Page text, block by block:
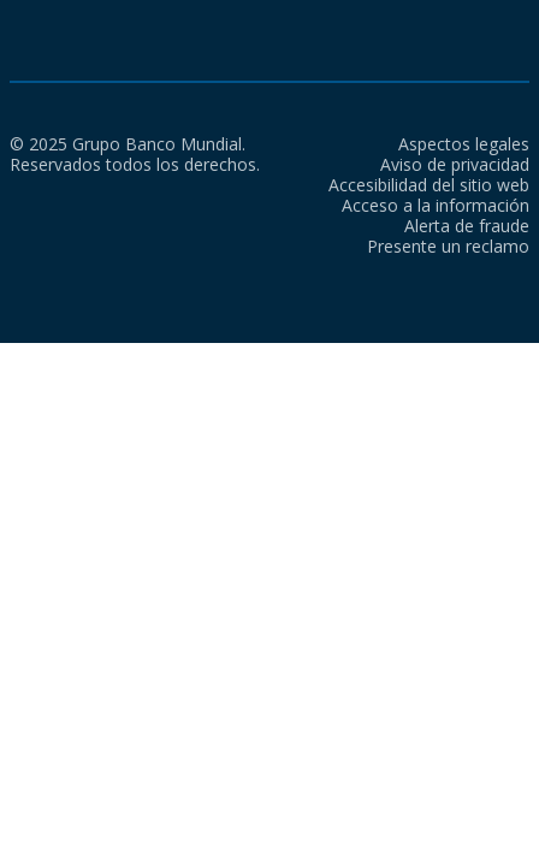
© 2025 Grupo Banco Mundial.
Reservados todos los derechos.
Aspectos legales
Aviso de privacidad
Accesibilidad del sitio web
Acceso a la información
Alerta de fraude
Presente un reclamo